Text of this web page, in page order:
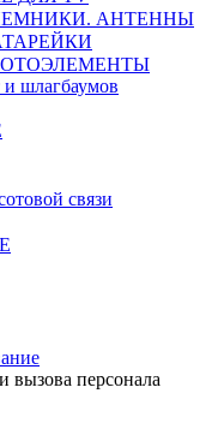
АНТЕННЫ
и шлагбаумов
связи
вызова персонала